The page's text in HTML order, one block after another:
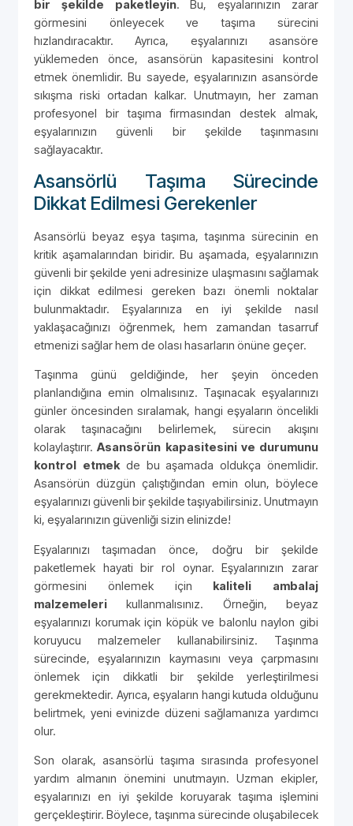
bir şekilde paketleyin. Bu, eşyalarınızın zarar
görmesini önleyecek ve taşıma sürecini
hızlandıracaktır. Ayrıca, eşyalarınızı asansöre
yüklemeden önce, asansörün kapasitesini kontrol
etmek önemlidir. Bu sayede, eşyalarınızın asansörde
sıkışma riski ortadan kalkar. Unutmayın, her zaman
profesyonel bir taşıma firmasından destek almak,
eşyalarınızın güvenli bir şekilde taşınmasını
sağlayacaktır.
Asansörlü Taşıma Sürecinde
Dikkat Edilmesi Gerekenler
Asansörlü beyaz eşya taşıma, taşınma sürecinin en
kritik aşamalarından biridir. Bu aşamada, eşyalarınızın
güvenli bir şekilde yeni adresinize ulaşmasını sağlamak
için dikkat edilmesi gereken bazı önemli noktalar
bulunmaktadır. Eşyalarınıza en iyi şekilde nasıl
yaklaşacağınızı öğrenmek, hem zamandan tasarruf
etmenizi sağlar hem de olası hasarların önüne geçer.
Taşınma günü geldiğinde, her şeyin önceden
planlandığına emin olmalısınız. Taşınacak eşyalarınızı
günler öncesinden sıralamak, hangi eşyaların öncelikli
olarak taşınacağını belirlemek, sürecin akışını
kolaylaştırır.Asansörün kapasitesini ve durumunu
kontrol etmekde bu aşamada oldukça önemlidir.
Asansörün düzgün çalıştığından emin olun, böylece
eşyalarınızı güvenli bir şekilde taşıyabilirsiniz. Unutmayın
ki, eşyalarınızın güvenliği sizin elinizde!
Eşyalarınızı taşımadan önce, doğru bir şekilde
paketlemek hayati bir rol oynar. Eşyalarınızın zarar
görmesini önlemek için kaliteli ambalaj
malzemeleri kullanmalısınız. Örneğin, beyaz
eşyalarınızı korumak için köpük ve balonlu naylon gibi
koruyucu malzemeler kullanabilirsiniz. Taşınma
sürecinde, eşyalarınızın kaymasını veya çarpmasını
önlemek için dikkatli bir şekilde yerleştirilmesi
gerekmektedir. Ayrıca, eşyaların hangi kutuda olduğunu
belirtmek, yeni evinizde düzeni sağlamanıza yardımcı
olur.
Son olarak, asansörlü taşıma sırasında profesyonel
yardım almanın önemini unutmayın. Uzman ekipler,
eşyalarınızı en iyi şekilde koruyarak taşıma işlemini
gerçekleştirir. Böylece, taşınma sürecinde oluşabilecek